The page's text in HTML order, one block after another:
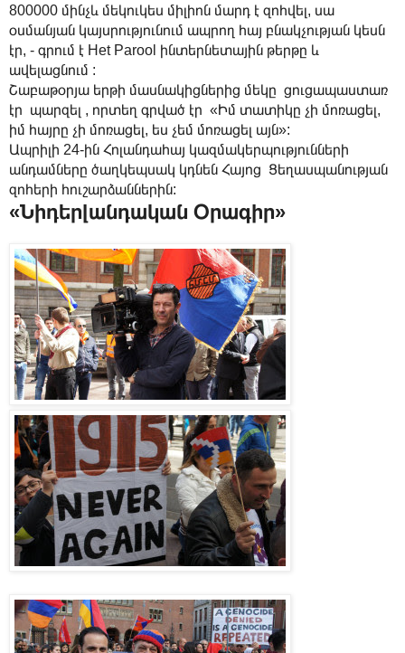
800000 մինչև մեկուկես միլիոն մարդ է զոհվել, սա
օսմանյան կայսրությունում ապրող հայ բնակչության կեսն
էր, - գրում է Het Parool ինտերնետային թերթը և
ավելացնում :
Շաբաթօրյա երթի մասնակիցներից մեկը ցուցապաստառ
էր պարզել , որտեղ գրված էր «Իմ տատիկը չի մոռացել,
իմ հայրը չի մոռացել, ես չեմ մոռացել այն»:
Ապրիլի 24-ին Հոլանդահայ կազմակերպությունների
անդամները ծաղկեպսակ կդնեն Հայոց Ցեղասպանության
զոհերի հուշարձաններին:
«Նիդերլանդական Օրագիր»